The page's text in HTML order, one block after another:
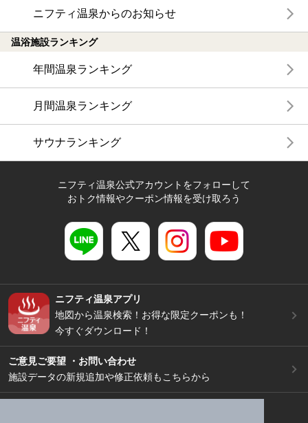
ニフティ温泉からのお知らせ
温浴施設ランキング
年間温泉ランキング
月間温泉ランキング
サウナランキング
ニフティ温泉公式アカウントをフォローして
おトク情報やクーポン情報を受け取ろう
ニフティ温泉アプリ
地図から温泉検索！お得な限定クーポンも！
今すぐダウンロード！
ご意見ご要望 ・お問い合わせ
施設データの新規追加や修正依頼もこちらから